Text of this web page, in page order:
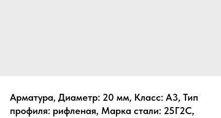
Арматура, Диаметр: 20 мм, Класс: А3, Тип
профиля: рифленая, Марка стали: 25Г2С,